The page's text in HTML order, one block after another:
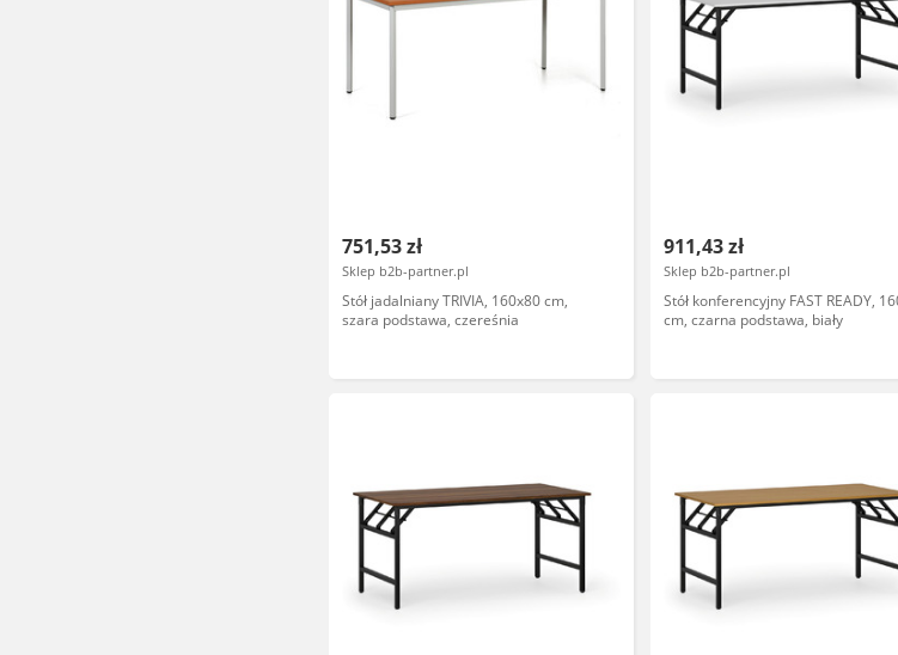
751,53 zł
Sklep b2b-partner.pl
Stół jadalniany TRIVIA, 160x80 cm,
szara podstawa, czereśnia
911,43 zł
Sklep b2b-partner.pl
Stół konferencyjny FAST READY,
cm, czarna podstawa, biały